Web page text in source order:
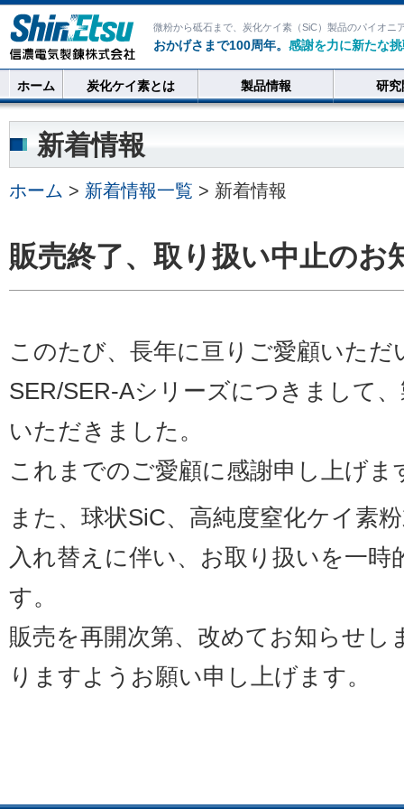
微粉から砥石まで、炭化ケイ素（SiC）製品のパイオニ
おかげさまで100周年。 感謝を力に新たな
ホーム 炭化ケイ素とは 製品情報 研究
新着情報
ホーム > 新着情報一覧 > 新着情報
販売終了、取り扱い中止のお
このたび、長年に亘りご愛顧いた
SER/SER-Aシリーズにつきまして
いただきました。
これまでのご愛顧に感謝申し上げま
また、球状SiC、高純度窒化ケイ素
入れ替えに伴い、お取り扱いを一時
す。
販売を再開次第、改めてお知らせし
りますようお願い申し上げます。